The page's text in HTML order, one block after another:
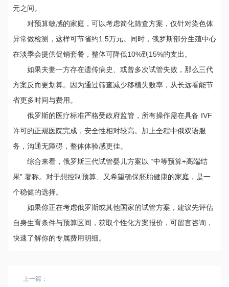
元之间。
对预算敏感的家庭，可以考虑简化筛查方案，仅针对染色体
异常做检测，这样可节省约1.5万元。同时，俄罗斯部分生殖中心
在淡季会提供促销套餐，整体可降低10%到15%的支出。
如果夫妻一方存在遗传病史、或曾多次试管失败，那么三代
方案反而更划算。因为通过筛查减少移植失败率，从长远看能节
省更多时间与费用。
俄罗斯的医疗标准严格受政府监管，所有操作需在具备 IVF
许可的正规医院完成，安全性相对较高。加上全程中俄双语服
务，沟通无障碍，整体体验感更佳。
综合来看，俄罗斯三代试管婴儿方案以 “中等预算+高端结
果” 著称。对于想控制预算、又希望确保胚胎健康的家庭，是一
个稳健的选择。
如果你正在考虑俄罗斯或其他国家的试管方案，建议先评估
自身生育条件与预算区间，获取个性化方案报价，可留言咨询，
快速了解你的专属费用明细。
上一篇：